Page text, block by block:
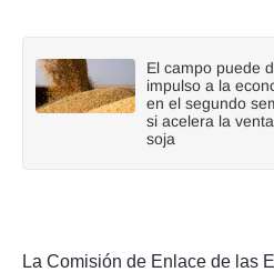
El campo puede
impulso a la
en el segundo
si acelera la
soja
La Comisión de Enlace de las